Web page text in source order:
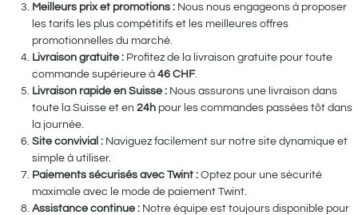
Meilleurs prix et promotions : Nous nous engageons à proposer
les tarifs les plus compétitifs et les meilleures offres
promotionnelles du marché.
Livraison gratuite : Profitez de la livraison gratuite pour toute
commande supérieure à 46 CHF.
Livraison rapide en Suisse : Nous assurons une livraison dans
toute la Suisse et en 24h pour les commandes passées tôt dans
la journée.
Site convivial : Naviguez facilement sur notre site dynamique et
simple à utiliser.
Paiements sécurisés avec Twint : Optez pour une sécurité
maximale avec le mode de paiement Twint.
Assistance continue : Notre équipe est toujours disponible pour